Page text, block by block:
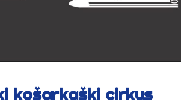
košarkaški cirkus